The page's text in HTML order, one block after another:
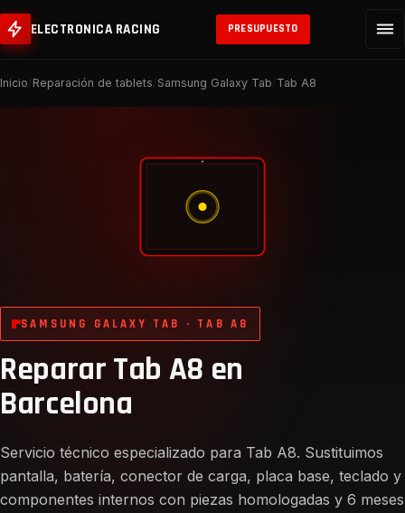
ELECTRONICA RACING PRESUPUESTO
Inicio Reparación de tablets Samsung Galaxy Tab Tab A8
SAMSUNG GALAXY TAB · TAB A8
Reparar Tab A8 en
Barcelona
Servicio técnico especializado para Tab A8. Sustituimos
pantalla, batería, conector de carga, placa base, teclado y
componentes internos con piezas homologadas y 6 meses